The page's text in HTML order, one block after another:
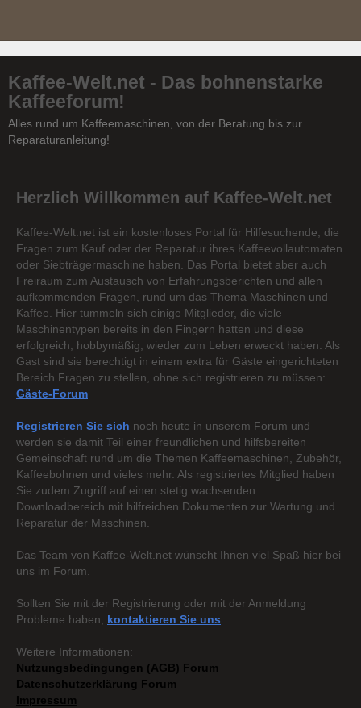
Kaffee-Welt.net - Das bohnenstarke
Kaffeeforum!
Alles rund um Kaffeemaschinen, von der Beratung bis zur
Reparaturanleitung!
Herzlich Willkommen auf Kaffee-Welt.net
Kaffee-Welt.net ist ein kostenloses Portal für Hilfesuchende, die
Fragen zum Kauf oder der Reparatur ihres Kaffeevollautomaten
oder Siebträgermaschine haben. Das Portal bietet aber auch
Freiraum zum Austausch von Erfahrungsberichten und allen
aufkommenden Fragen, rund um das Thema Maschinen und
Kaffee. Hier tummeln sich einige Mitglieder, die viele
Maschinentypen bereits in den Fingern hatten und diese
erfolgreich, hobbymäßig, wieder zum Leben erweckt haben. Als
Gast sind sie berechtigt in einem extra für Gäste eingerichteten
Bereich Fragen zu stellen, ohne sich registrieren zu müssen:
Gäste-Forum
Registrieren Sie sich noch heute in unserem Forum und
werden sie damit Teil einer freundlichen und hilfsbereiten
Gemeinschaft rund um die Themen Kaffeemaschinen, Zubehör,
Kaffeebohnen und vieles mehr. Als registriertes Mitglied haben
Sie zudem Zugriff auf einen stetig wachsenden
Downloadbereich mit hilfreichen Dokumenten zur Wartung und
Reparatur der Maschinen.
Das Team von Kaffee-Welt.net wünscht Ihnen viel Spaß hier bei
uns im Forum.
Sollten Sie mit der Registrierung oder mit der Anmeldung
Probleme haben, kontaktieren Sie uns
Weitere Informationen:
Nutzungsbedingungen (AGB) Forum
Datenschutzerklärung Forum
Impressum